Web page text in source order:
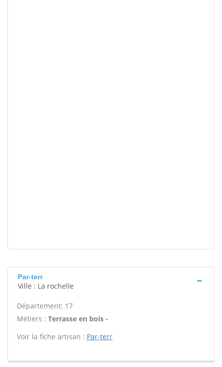
Par-terr
Ville : La rochelle
Département: 17
Métiers : Terrasse en bois -
Voir la fiche artisan : Par-terr